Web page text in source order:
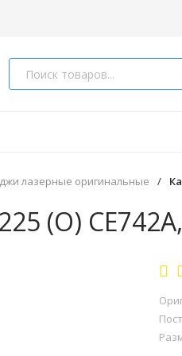
лазерные оригинальные /
(O)